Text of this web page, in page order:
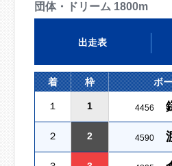
団体・ドリーム 1800m
出走表
着 枠 ボ
１ 1 4456
２ 2 4590